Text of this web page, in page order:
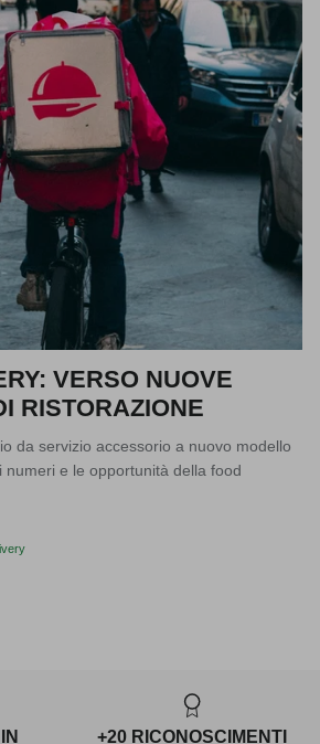
VERSO NUOVE
RISTORAZIONE
da servizio accessorio a nuovo modello
numeri e le opportunità della food
+20 RICONOSCIMENTI